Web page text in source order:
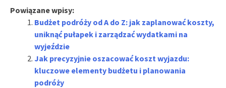
Powiązane wpisy:
Budżet podróży od A do Z: jak zaplanować koszty,
uniknąć pułapek i zarządzać wydatkami na
wyjeździe
Jak precyzyjnie oszacować koszt wyjazdu:
kluczowe elementy budżetu i planowania
podróży